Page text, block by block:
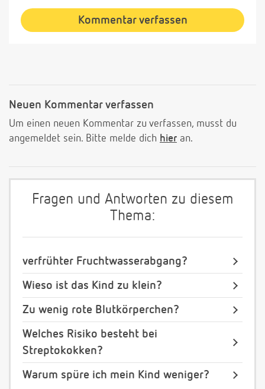
Kommentar verfassen
Neuen Kommentar verfassen
Um einen neuen Kommentar zu verfassen, musst du
angemeldet sein. Bitte melde dich hier an.
Fragen und Antworten zu diesem
Thema:
verfrühter Fruchtwasserabgang?
Wieso ist das Kind zu klein?
Zu wenig rote Blutkörperchen?
Welches Risiko besteht bei
Streptokokken?
Warum spüre ich mein Kind weniger?